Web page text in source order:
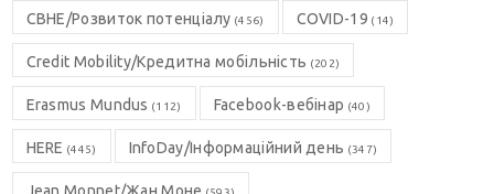
CBHE/Розвиток потенціалу (456) COVID-19 (14)
Credit Mobility/Кредитна мобільність (202)
Erasmus Mundus (112) Facebook-вебінар (40)
HERE (445) InfoDay/Інформаційний день (347)